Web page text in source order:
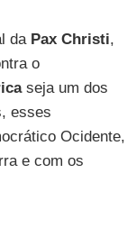
da Pax Christi,
o
seja um dos
esses
Ocidente,
e com os